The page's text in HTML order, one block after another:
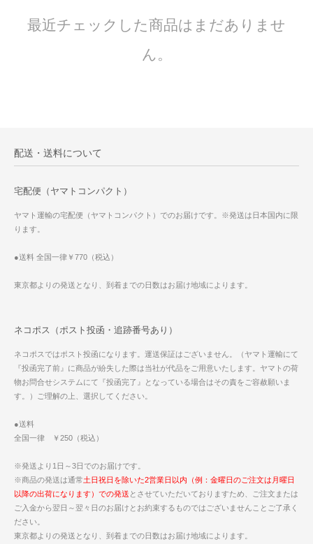
最近チェックした商品はまだありませ
ん。
配送・送料について
宅配便（ヤマトコンパクト）
ヤマト運輸の宅配便（ヤマトコンパクト）でのお届けです。※発送は日本国内に限
ります。
●送料 全国一律￥770（税込）
東京都よりの発送となり、到着までの日数はお届け地域によります。
ネコポス（ポスト投函・追跡番号あり）
ネコポスではポスト投函になります。運送保証はございません。（ヤマト運輸にて
『投函完了前』に商品が紛失した際は当社が代品をご用意いたします。ヤマトの荷
物お問合せシステムにて『投函完了』となっている場合はその責をご容赦願いま
す。）ご理解の上、選択してください。
●送料
全国一律 ￥250（税込）
※発送より1日～3日でのお届けです。
※商品の発送は通常土日祝日を除いた2営業日以内（例：金曜日のご注文は月曜日
以降の出荷になります）での発送 とさせていただいておりますため、ご注文または
ご入金から翌日～翌々日のお届けとお約束するものではございませんことご了承く
ださい。
東京都よりの発送となり、到着までの日数はお届け地域によります。